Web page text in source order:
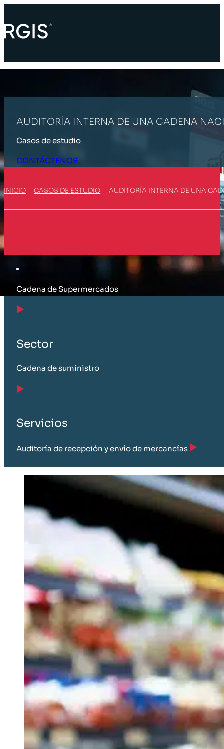
AUDITORÍA INTERNA DE UNA CADENA
Casos de estudio
CONTÁCTENOS
INICIO CASOS DE ESTUDIO AUDITORÍA INTERNA DE UNA
Cadena de Supermercados
Sector
Cadena de suministro
Servicios
Auditoría de recepción y envío de mercancías